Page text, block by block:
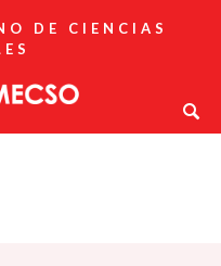
DE CIENCIAS